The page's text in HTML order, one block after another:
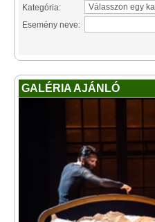
Kategória:
Esemény neve:
GALÉRIA AJÁNLÓ